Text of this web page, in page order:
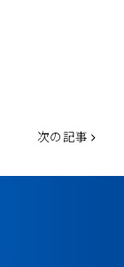
次の記事